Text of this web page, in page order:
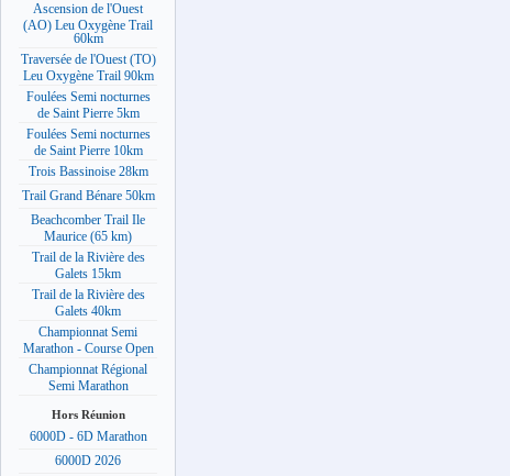
Ascension de l'Ouest
(AO) Leu Oxygène Trail
60km
Traversée de l'Ouest (TO)
Leu Oxygène Trail 90km
Foulées Semi nocturnes
de Saint Pierre 5km
Foulées Semi nocturnes
de Saint Pierre 10km
Trois Bassinoise 28km
Trail Grand Bénare 50km
Beachcomber Trail Ile
Maurice (65 km)
Trail de la Rivière des
Galets 15km
Trail de la Rivière des
Galets 40km
Championnat Semi
Marathon - Course Open
Championnat Régional
Semi Marathon
Hors Réunion
6000D - 6D Marathon
6000D 2026